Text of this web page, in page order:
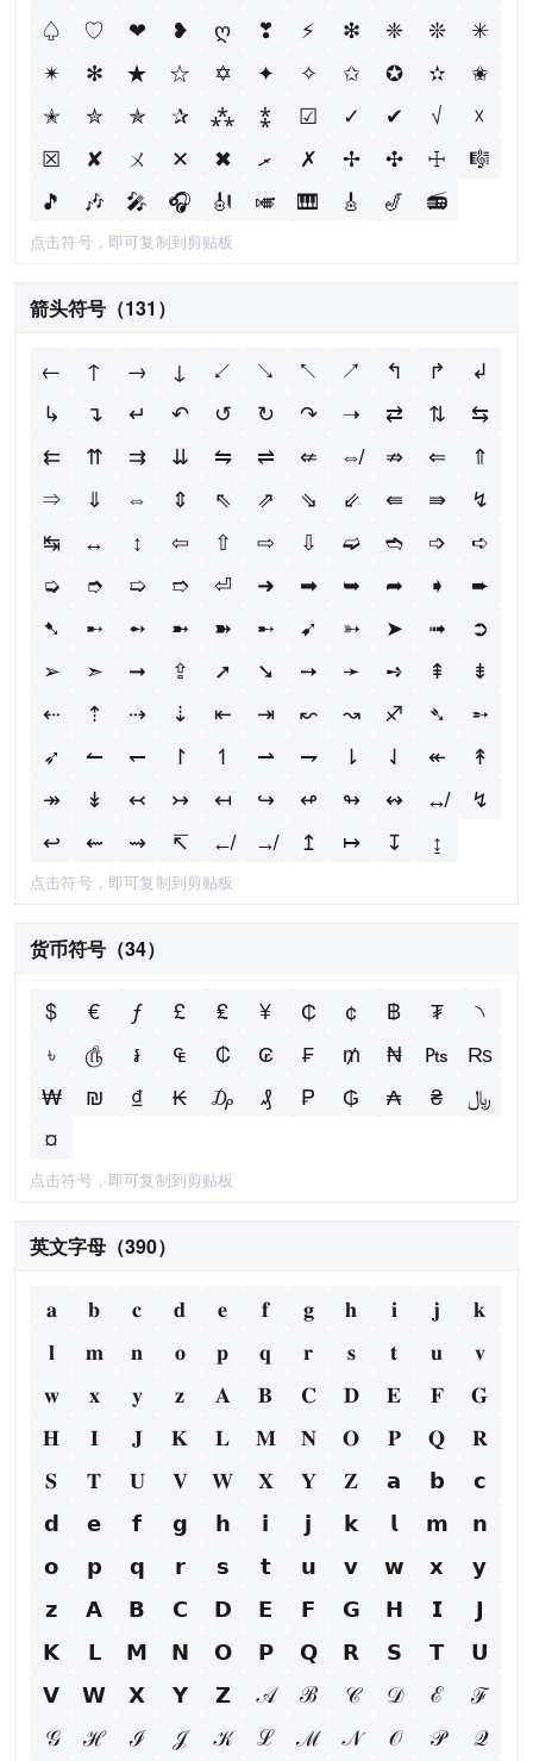
♤
♡ ❤ ❥ ღ ❣ ⚡ ❇ ❈ ❊
✳
✴
✻ ★ ☆ ✡ ✦ ✧ ✩ ✪ ✫
✬
✭
✮ ✯ ✰ ⁂ ⁑ ☑ ✓ ✔ √
☓
☒
✘ ㄨ ✕ ✖ ރ ✗ ✢ ✣ ☩
🎼
🎵
🎶 🎤 🎧 🎻 🎺 🎹 🎸 🎷 📻
点击符号，即可复制到剪贴板
箭头符号（131）
← ↑ → ↓ ↙ ↘ ↖ ↗ ↰ ↱
↲
↳
↴ ↵ ↶ ↺ ↻ ↷ ➝ ⇄ ⇅
⇆
⇇
⇈ ⇉ ⇊ ⇋ ⇌ ⇍ ⇎ ⇏ ⇐
⇑
⇒
⇓ ⇔ ⇕ ⇖ ⇗ ⇘ ⇙ ⇚ ⇛
↯
↹
↔ ↕ ⇦ ⇧ ⇨ ⇩ ➫ ➬ ➩
➪
➭
➮ ➯ ➱ ⏎ ➜ ➡ ➥ ➦ ➧
➨
➷
➸ ➻ ➼ ➽ ➸ ➹ ➳ ➤ ➟
➲
➢
➣ ➞ ⇪ ➚ ➘ ➙ ➛ ➺ ⇞
⇟
⇠
⇡ ⇢ ⇣ ⇤ ⇥ ↜ ↝ ♐ ➴
➵
➶
↼ ↽ ↾ ↿ ⇀ ⇁ ⇂ ⇃ ↞
↟
↠
↡ ↢ ↣ ↤ ↪ ↫ ↬ ↭ ↮
↯
↩
⇜ ⇝ ↸ ↚ ↛ ↥ ↦ ↧ ↨
点击符号，即可复制到剪贴板
货币符号（34）
$ € ƒ £ ₤ ¥ ₵ ¢ ฿ ₮
৲
৳
௹ ៛ ₠ ₡ ₢ ₣ ₥ ₦ ₧
₨
₩
₪ ₫ ₭ ₯ ₰ ₱ ₲ ₳ ₴
﷼
¤
点击符号，即可复制到剪贴板
英文字母（390）
𝐚 𝐛 𝐜 𝐝 𝐞 𝐟 𝐠 𝐡 𝐢 𝐣
𝐤
𝐥
𝐦 𝐧 𝐨 𝐩 𝐪 𝐫 𝐬 𝐭 𝐮
𝐯
𝐰
𝐱 𝐲 𝐳 𝐀 𝐁 𝐂 𝐃 𝐄 𝐅
𝐆
𝐇
𝐈 𝐉 𝐊 𝐋 𝐌 𝐍 𝐎 𝐏 𝐐
𝐑
𝐒
𝐓 𝐔 𝐕 𝐖 𝐗 𝐘 𝐙 𝗮 𝗯
𝗰
𝗱
𝗲 𝗳 𝗴 𝗵 𝗶 𝗷 𝗸 𝗹 𝗺
𝗻
𝗼
𝗽 𝗾 𝗿 𝘀 𝘁 𝘂 𝘃 𝘄 𝘅
𝘆
𝘇
𝗔 𝗕 𝗖 𝗗 𝗘 𝗙 𝗚 𝗛 𝗜
𝗝
𝗞
𝗟 𝗠 𝗡 𝗢 𝗣 𝗤 𝗥 𝗦 𝗧
𝗨
𝗩
𝗪 𝗫 𝗬 𝗭 𝒜 ℬ 𝒞 𝒟 ℰ
ℱ
𝒢
ℋ ℐ 𝒥 𝒦 ℒ ℳ 𝒩 𝒪 𝒫
𝒬